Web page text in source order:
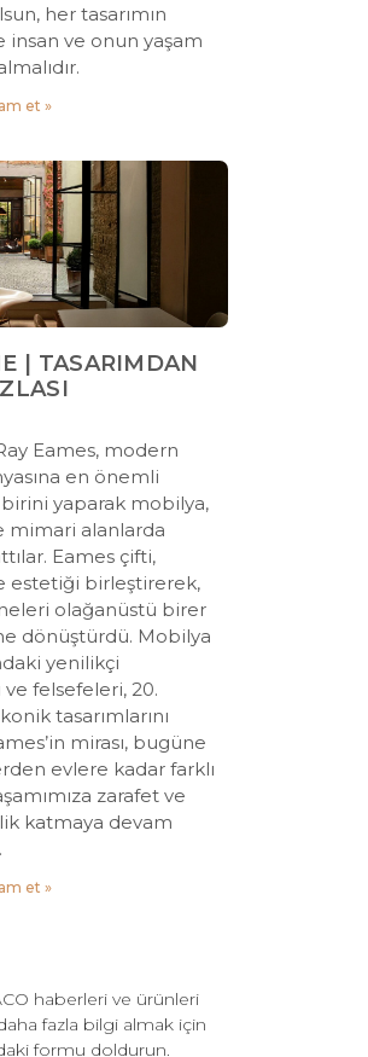
her tasarımın
insan ve onun yaşam
et »
| TASARIMDAN
Eames, modern
en önemli
birini yaparak mobilya,
mimari alanlarda
Eames çifti,
estetiği birleştirerek,
olağanüstü birer
dönüştürdü. Mobilya
yenilikçi
ve felsefeleri, 20.
tasarımlarını
mirası, bugüne
evlere kadar farklı
zarafet ve
katmaya devam
et »
haberleri ve ürünleri
fazla bilgi almak için
formu doldurun.